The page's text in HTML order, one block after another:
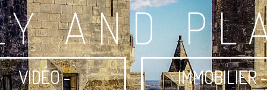
AND
VIDÉO -
IMMOBILIER -